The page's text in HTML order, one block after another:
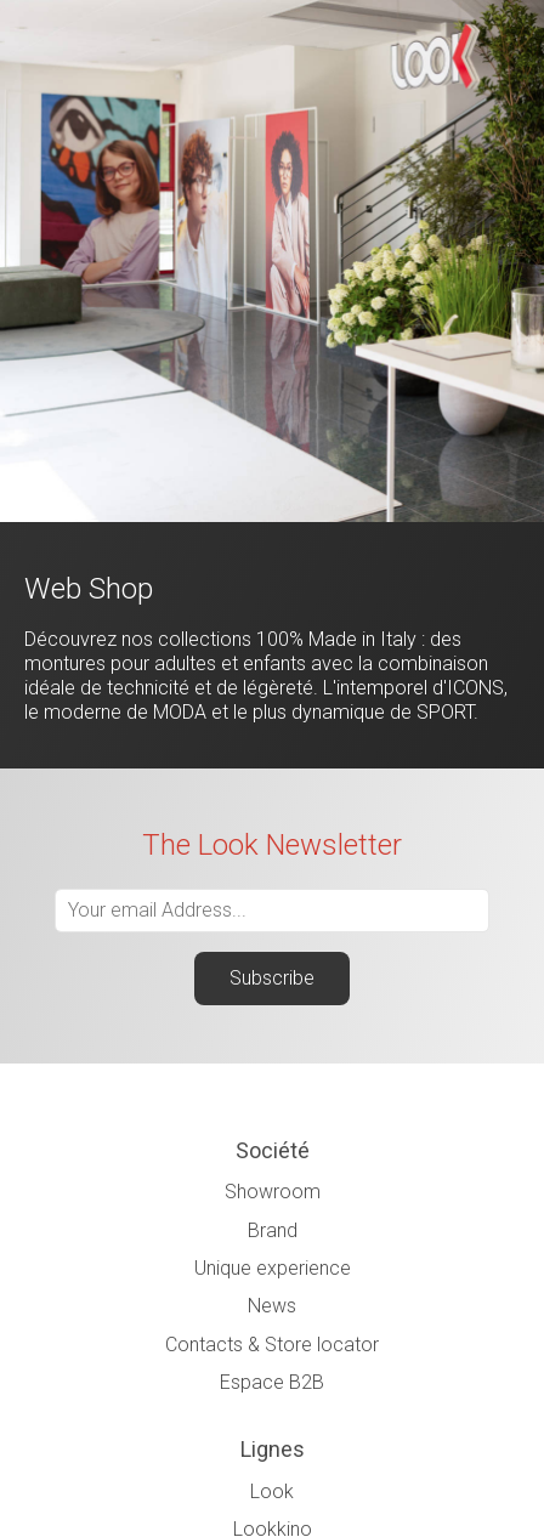
Web Shop
Découvrez nos collections 100% Made in Italy : des
montures pour adultes et enfants avec la combinaison
idéale de technicité et de légèreté. L'intemporel d'ICONS,
le moderne de MODA et le plus dynamique de SPORT.
The Look Newsletter
Société
Showroom
Brand
Unique experience
News
Contacts & Store locator
Espace B2B
Lignes
Look
Lookkino